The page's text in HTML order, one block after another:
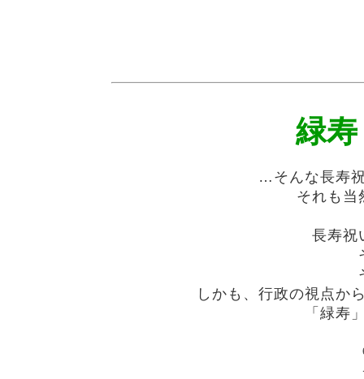
緑寿
…そんな長寿
それも当
長寿祝
しかも、行政の視点か
「緑寿